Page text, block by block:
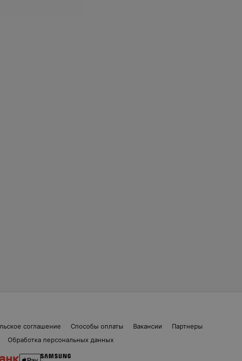
соглашение Способы оплаты Вакансии
Партнеры
Обработка персональных данных